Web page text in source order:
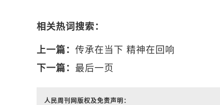
相关热词搜索：
上一篇： 传承在当下 精神在回响
下一篇： 最后一页
人民周刊网版权及免责声明：